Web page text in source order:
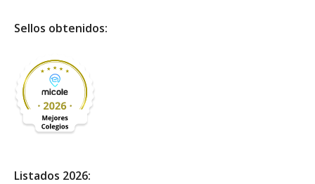
Sellos obtenidos:
Listados 2026: